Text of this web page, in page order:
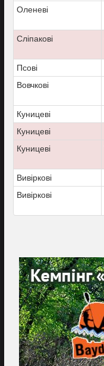
Оленеві
Сліпакові
Псові
Вовчкові
Куницеві
Куницеві
Куницеві
Вивіркові
Вивіркові